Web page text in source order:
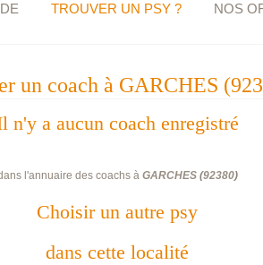
TROUVER UN PSY ? NOS
un coach à GARCHES
n'y a aucun coach enregistré
l'annuaire des coachs à GARCHES(92380)
Choisir un autre psy
dans cette localité